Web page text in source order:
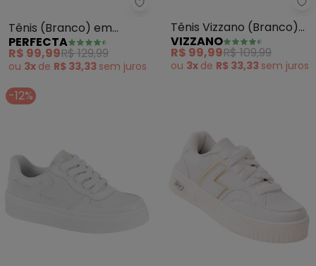
Perfecta - Tênis (Branco) em
Tênis (Branco) em
Sintético
PERFECTA
R$ 99,99R$ 129,99
ou 3x de R$ 33,33 sem juros
Tênis Vizzano (Branco)
em Sintético
VIZZANO
R$ 99,99R$ 109,99
ou 3x de R$ 33,33 sem juros
-12%